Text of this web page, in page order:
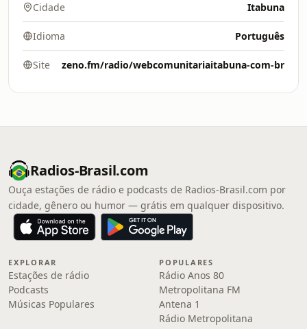
Cidade Itabuna
Idioma Português
Site zeno.fm/radio/webcomunitariaitabuna-com-br
Radios-Brasil.com
Ouça estações de rádio e podcasts de Radios-Brasil.com por
cidade, gênero ou humor — grátis em qualquer dispositivo.
EXPLORAR
Estações de rádio
Podcasts
Músicas Populares
POPULARES
Rádio Anos 80
Metropolitana FM
Antena 1
Rádio Metropolitana